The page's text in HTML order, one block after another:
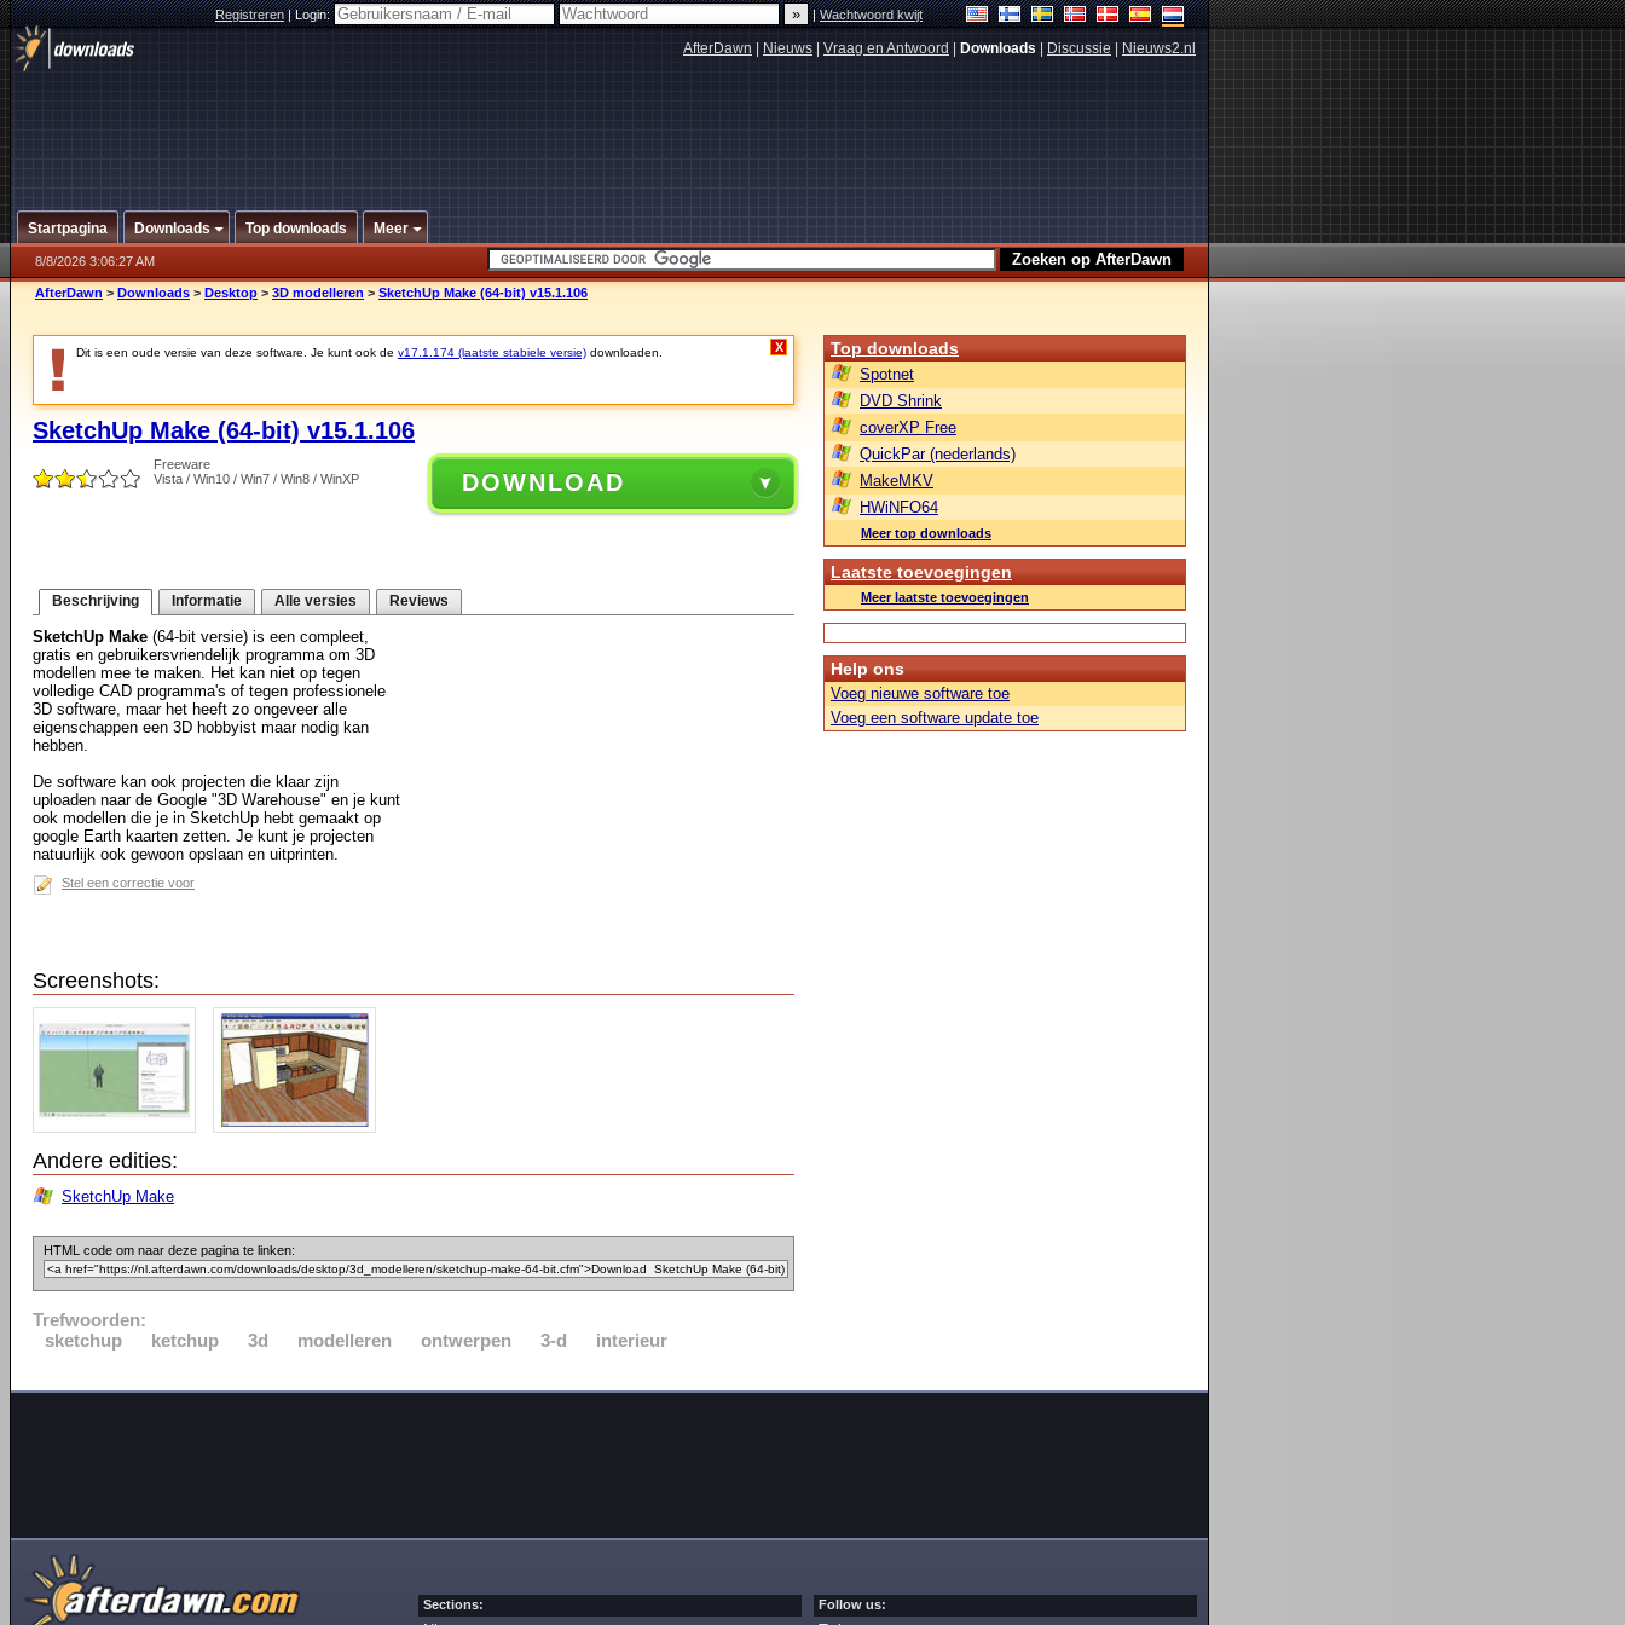
Registreren|Login: |Wachtwoord kwijt
AfterDawn Nieuws Vraag en Antwoord Downloads Discussie Nieuws2.nl
Startpagina Downloads Top downloads Meer
8/8/2026 3:06:27 AM
AfterDawn > Downloads > Desktop > 3D modelleren > SketchUp Make (64-bit) v15.1.106
Dit is een oude versie van deze software. Je kunt ook de v17.1.174 (laatste stabiele versie) downloaden. X
SketchUp Make (64-bit) v15.1.106
Freeware
Vista / Win10 / Win7 / Win8 / WinXP
DOWNLOAD
Beschrijving Informatie Alle versies Reviews
SketchUp Make (64-bit versie) is een compleet,
gratis en gebruikersvriendelijk programma om 3D
modellen mee te maken. Het kan niet op tegen
volledige CAD programma's of tegen professionele
3D software, maar het heeft zo ongeveer alle
eigenschappen een 3D hobbyist maar nodig kan
hebben.
De software kan ook projecten die klaar zijn
uploaden naar de Google "3D Warehouse" en je kunt
ook modellen die je in SketchUp hebt gemaakt op
google Earth kaarten zetten. Je kunt je projecten
natuurlijk ook gewoon opslaan en uitprinten.
Stel een correctie voor
Screenshots:
Andere edities:
SketchUp Make
HTML code om naar deze pagina te linken:
Trefwoorden:
sketchup
ketchup 3d modelleren ontwerpen 3-d interieur
Top downloads
Spotnet
DVD Shrink
coverXP Free
QuickPar (nederlands)
MakeMKV
HWiNFO64
Meer top downloads
Laatste toevoegingen
Meer laatste toevoegingen
Help ons
Voeg nieuwe software toe
Voeg een software update toe
Sections: Follow us: